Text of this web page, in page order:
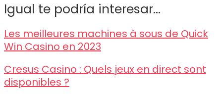
Igual te podría interesar...
Les meilleures machines à sous de Quick
Win Casino en 2023
Cresus Casino : Quels jeux en direct sont
disponibles ?